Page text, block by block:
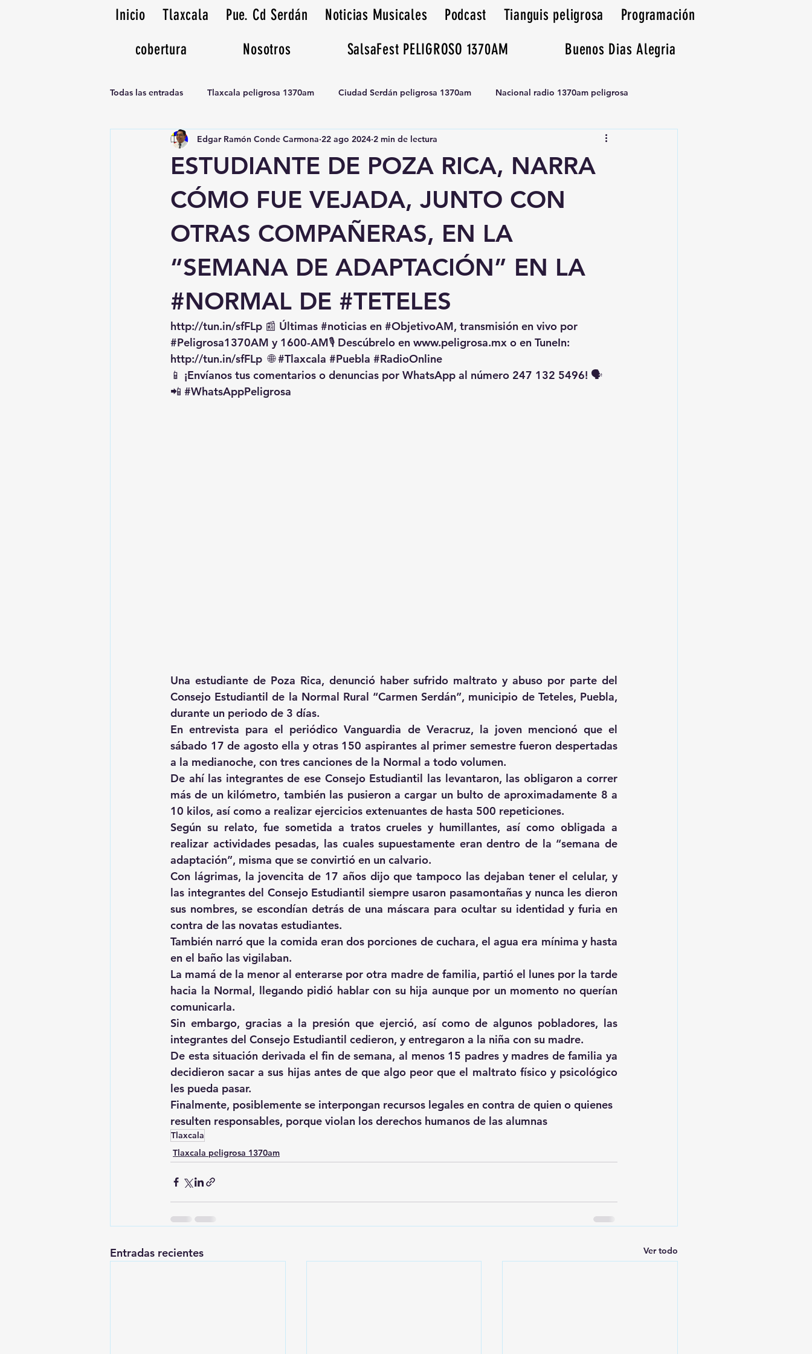
Inicio Tlaxcala Pue. Cd Serdán Noticias Musicales Podcast Tianguis peligrosa
Programación
cobertura
Nosotros SalsaFest PELIGROSO 1370AM Buenos Dias Alegria
Todas las entradas Tlaxcala peligrosa 1370am Ciudad Serdán peligrosa 1370am Nacional radio 1370am peligrosa
Noticias Musicales radio 1370am Tianguis peligrosa 1370am huamantla
ESTUDIANTE DE POZA RICA, NARRA
CÓMO FUE VEJADA, JUNTO CON
OTRAS COMPAÑERAS, EN LA
“SEMANA DE ADAPTACIÓN” EN LA
#NORMAL DE #TETELES
Edgar Ramón Conde Carmona 22 ago 2024 2 min de lectura
http://tun.in/sfFLp 📰 Últimas #noticias en #ObjetivoAM, transmisión en vivo por
#Peligrosa1370AM y 1600-AM🎙️ Descúbrelo en www.peligrosa.mx o en TuneIn:
http://tun.in/sfFLp 🌐 #Tlaxcala #Puebla #RadioOnline
📱 ¡Envíanos tus comentarios o denuncias por WhatsApp al número 247 132 5496! 🗣️
📲 #WhatsAppPeligrosa
Una estudiante de Poza Rica, denunció haber sufrido maltrato y abuso por parte del
Consejo Estudiantil de la Normal Rural “Carmen Serdán”, municipio de Teteles, Puebla,
durante un periodo de 3 días.
En entrevista para el periódico Vanguardia de Veracruz, la joven mencionó que el
sábado 17 de agosto ella y otras 150 aspirantes al primer semestre fueron despertadas
a la medianoche, con tres canciones de la Normal a todo volumen.
De ahí las integrantes de ese Consejo Estudiantil las levantaron, las obligaron a correr
más de un kilómetro, también las pusieron a cargar un bulto de aproximadamente 8 a
10 kilos, así como a realizar ejercicios extenuantes de hasta 500 repeticiones.
Según su relato, fue sometida a tratos crueles y humillantes, así como obligada a
realizar actividades pesadas, las cuales supuestamente eran dentro de la “semana de
adaptación”, misma que se convirtió en un calvario.
Con lágrimas, la jovencita de 17 años dijo que tampoco las dejaban tener el celular, y
las integrantes del Consejo Estudiantil siempre usaron pasamontañas y nunca les dieron
sus nombres, se escondían detrás de una máscara para ocultar su identidad y furia en
contra de las novatas estudiantes.
También narró que la comida eran dos porciones de cuchara, el agua era mínima y hasta
en el baño las vigilaban.
La mamá de la menor al enterarse por otra madre de familia, partió el lunes por la tarde
hacia la Normal, llegando pidió hablar con su hija aunque por un momento no querían
comunicarla.
Sin embargo, gracias a la presión que ejerció, así como de algunos pobladores, las
integrantes del Consejo Estudiantil cedieron, y entregaron a la niña con su madre.
De esta situación derivada el fin de semana, al menos 15 padres y madres de familia ya
decidieron sacar a sus hijas antes de que algo peor que el maltrato físico y psicológico
les pueda pasar.
Finalmente, posiblemente se interpongan recursos legales en contra de quien o quienes
resulten responsables, porque violan los derechos humanos de las alumnas
Tlaxcala
Tlaxcala peligrosa 1370am
Entradas recientes Ver todo